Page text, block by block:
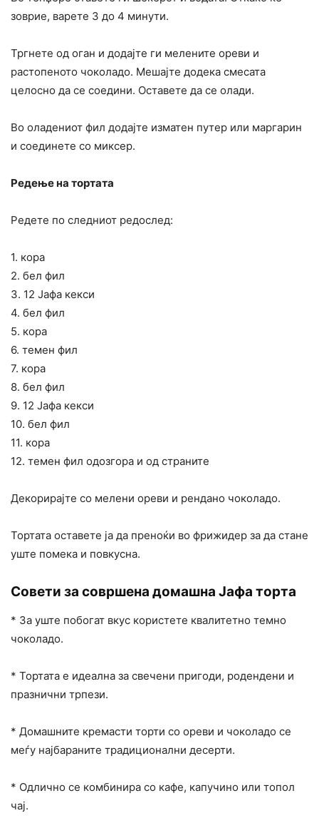
зоврие, варете 3 до 4 минути.
Тргнете од оган и додајте ги мелените ореви и
растопеното чоколадо. Мешајте додека смесата
целосно да се соедини. Оставете да се олади.
Во оладениот фил додајте изматен путер или маргарин
и соединете со миксер.
Редење на тортата
Редете по следниот редослед:
1. кора
2. бел фил
3. 12 Јафа кекси
4. бел фил
5. кора
6. темен фил
7. кора
8. бел фил
9. 12 Јафа кекси
10. бел фил
11. кора
12. темен фил одозгора и од страните
Декорирајте со мелени ореви и рендано чоколадо.
Тортата оставете ја да преноќи во фрижидер за да стане
уште помека и повкусна.
Совети за совршена домашна Јафа торта
* За уште побогат вкус користете квалитетно темно
чоколадо.
* Тортата е идеална за свечени пригоди, родендени и
празнични трпези.
* Домашните кремасти торти со ореви и чоколадо се
меѓу најбараните традиционални десерти.
* Одлично се комбинира со кафе, капучино или топол
чај.